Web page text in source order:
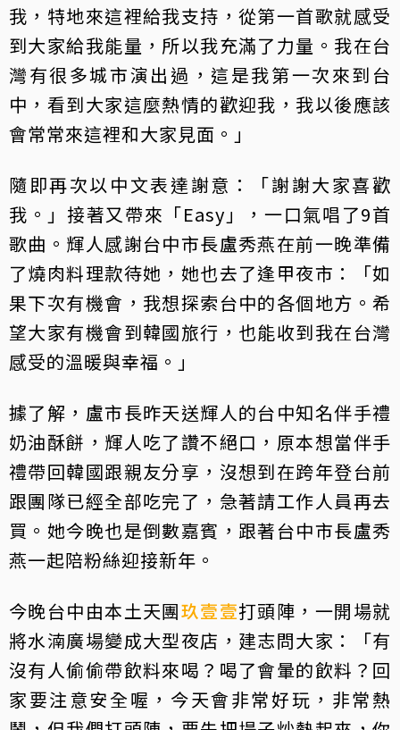
我，特地來這裡給我支持，從第一首歌就感受
到大家給我能量，所以我充滿了力量。我在台
灣有很多城市演出過，這是我第一次來到台
中，看到大家這麼熱情的歡迎我，我以後應該
會常常來這裡和大家見面。」
隨即再次以中文表達謝意：「謝謝大家喜歡
我。」接著又帶來「Easy」，一口氣唱了9首
歌曲。輝人感謝台中市長盧秀燕在前一晚準備
了燒肉料理款待她，她也去了逢甲夜市：「如
果下次有機會，我想探索台中的各個地方。希
望大家有機會到韓國旅行，也能收到我在台灣
感受的溫暖與幸福。」
據了解，盧市長昨天送輝人的台中知名伴手禮
奶油酥餅，輝人吃了讚不絕口，原本想當伴手
禮帶回韓國跟親友分享，沒想到在跨年登台前
跟團隊已經全部吃完了，急著請工作人員再去
買。她今晚也是倒數嘉賓，跟著台中市長盧秀
燕一起陪粉絲迎接新年。
今晚台中由本土天團玖壹壹打頭陣，一開場就
將水湳廣場變成大型夜店，建志問大家：「有
沒有人偷偷帶飲料來喝？喝了會暈的飲料？回
家要注意安全喔，今天會非常好玩，非常熱